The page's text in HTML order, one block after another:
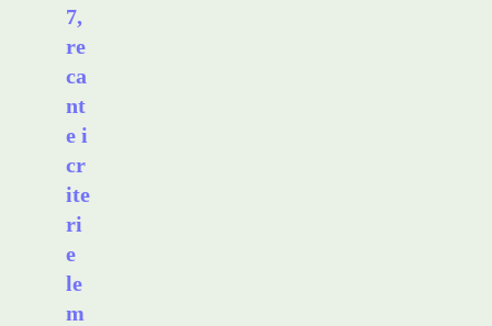
7,
re
ca
nt
e i
cr
ite
ri
e
le
m